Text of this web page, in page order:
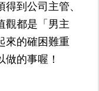
到公司主管、
觀都是「男主
來的確困難重
的事喔！